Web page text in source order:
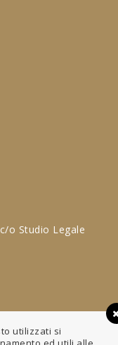
o Studio Legale
utilizzati si